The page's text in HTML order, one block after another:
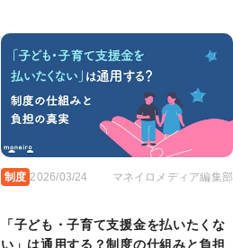
制度 2026/03/24 マネイロメディア編集部
「子ども・子育て支援金を払いたくな
い」は通用する？制度の仕組みと負担